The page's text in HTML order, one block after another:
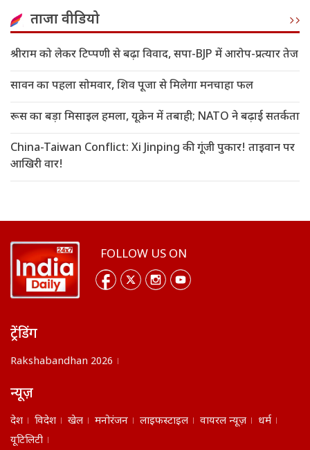
ताजा वीडियो
श्रीराम को लेकर टिप्पणी से बढ़ा विवाद, सपा-BJP में आरोप-प्रत्यार तेज
सावन का पहला सोमवार, शिव पूजा से मिलेगा मनचाहा फल
रूस का बड़ा मिसाइल हमला, यूक्रेन में तबाही; NATO ने बढ़ाई सतर्कता
China-Taiwan Conflict: Xi Jinping की गूंजी पुकार! ताइवान पर
आखिरी वार!
FOLLOW US ON
ट्रेंडिंग
Rakshabandhan 2026
न्यूज़
देश विदेश खेल मनोरंजन लाइफस्टाइल वायरल न्यूज़
धर्म
यूटिलिटी